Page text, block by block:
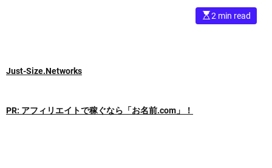
E
s
2 min read
Just-Size.Networks
PR: アフィリエイトで稼ぐなら「お名前.com」！